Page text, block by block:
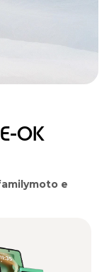
OK
moto e family